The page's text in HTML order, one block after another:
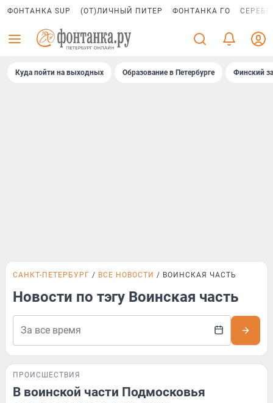
ФОНТАНКА SUP (ОТ)ЛИЧНЫЙ ПИТЕР ФОНТАНКА ГО
Куда пойти на выходных Образование в Петербурге Финский
САНКТ-ПЕТЕРБУРГ ВСЕ НОВОСТИ ВОИНСКАЯ ЧАСТЬ
Новости по тэгу Воинская часть
ПРОИСШЕСТВИЯ
В воинской части Подмосковья